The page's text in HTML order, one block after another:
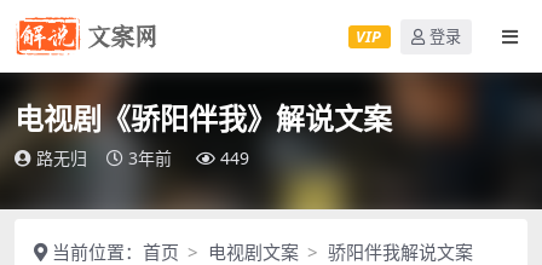
VIP 登录
电视剧《骄阳伴我》解说文案
路无归 3年前 449
当前位置： 首页 电视剧文案 骄阳伴我解说文案